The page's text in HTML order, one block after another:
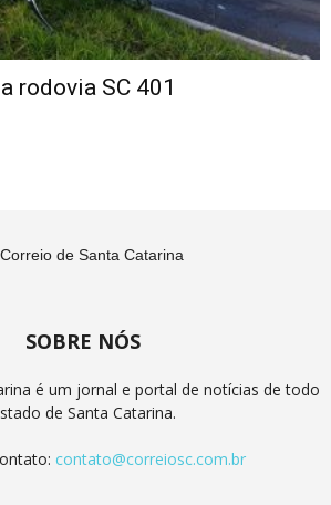
rodovia SC 401
SOBRE NÓS
é um jornal e portal de notícias de todo
de Santa Catarina.
contato@correiosc.com.br